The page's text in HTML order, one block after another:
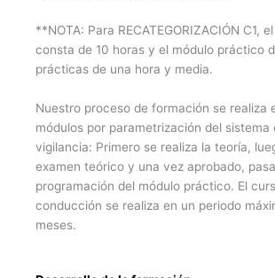
**NOTA: Para RECATEGORIZACIÓN C1,
consta de 10 horas y el módulo práctico
prácticas de una hora y media.
Nuestro proceso de formación se realiza
módulos por parametrización del sistema
vigilancia: Primero se realiza la teoría,
examen teórico y una vez aprobado,
programación del módulo práctico. El
conducción se realiza en un periodo
meses.